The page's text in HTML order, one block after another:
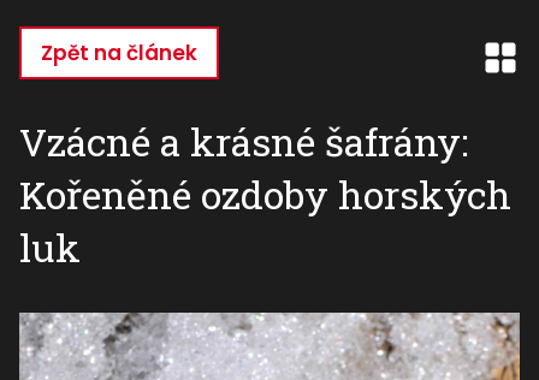
hlavnímu
Zpět na článek
Vzácné a krásné šafrány:
Kořeněné ozdoby horských
luk